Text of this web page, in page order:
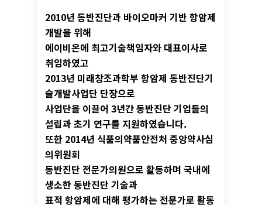
2010년 동반진단과 바이오마커 기반 항암제
개발을 위해
에이비온에 최고기술책임자와 대표이사로
취임하였고
2013년 미래창조과학부 항암제 동반진단기
술개발사업단 단장으로
사업단을 이끌어 3년간 동반진단 기업들의
설립과 초기 연구를 지원하였습니다.
또한 2014년 식품의약품안전처 중앙약사심
의위원회
동반진단 전문가의원으로 활동하며 국내에
생소한 동반진단 기술과
표적 항암제에 대해 평가하는 전문가로 활동